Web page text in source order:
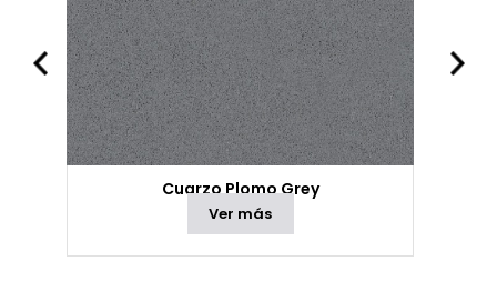
Cuarzo Plomo Grey
Ver más